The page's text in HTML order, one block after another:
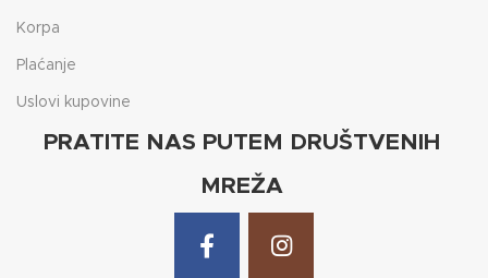
Korpa
Plaćanje
Uslovi kupovine
PRATITE NAS PUTEM DRUŠTVENIH
MREŽA